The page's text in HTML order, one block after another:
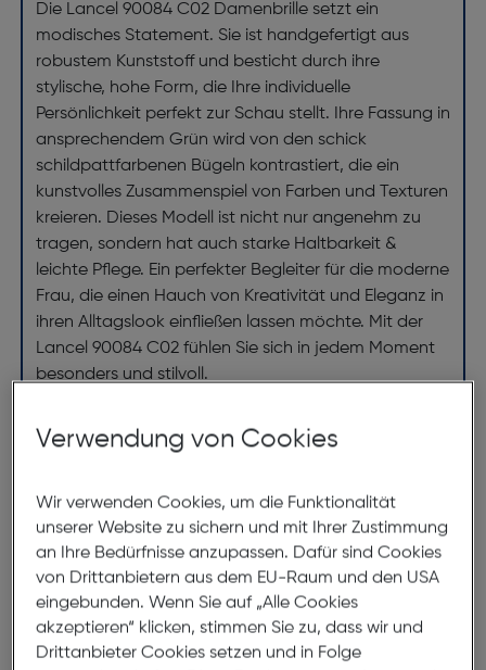
Die Lancel 90084 C02 Damenbrille setzt ein
modisches Statement. Sie ist handgefertigt aus
robustem Kunststoff und besticht durch ihre
stylische, hohe Form, die Ihre individuelle
Persönlichkeit perfekt zur Schau stellt. Ihre Fassung in
ansprechendem Grün wird von den schick
schildpattfarbenen Bügeln kontrastiert, die ein
kunstvolles Zusammenspiel von Farben und Texturen
kreieren. Dieses Modell ist nicht nur angenehm zu
tragen, sondern hat auch starke Haltbarkeit &
leichte Pflege. Ein perfekter Begleiter für die moderne
Frau, die einen Hauch von Kreativität und Eleganz in
ihren Alltagslook einfließen lassen möchte. Mit der
Lancel 90084 C02 fühlen Sie sich in jedem Moment
besonders und stilvoll.
Brillenbreite:139mm
Steg:
19mm
Glasbreite:52mm
Bügellänge: 140mm
(individuell ausrichtbar)
Verwendung von Cookies
Wir verwenden Cookies, um die Funktionalität
unserer Website zu sichern und mit Ihrer Zustimmung
an Ihre Bedürfnisse anzupassen. Dafür sind Cookies
von Drittanbietern aus dem EU-Raum und den USA
eingebunden. Wenn Sie auf „Alle Cookies
akzeptieren“ klicken, stimmen Sie zu, dass wir und
Drittanbieter Cookies setzen und in Folge